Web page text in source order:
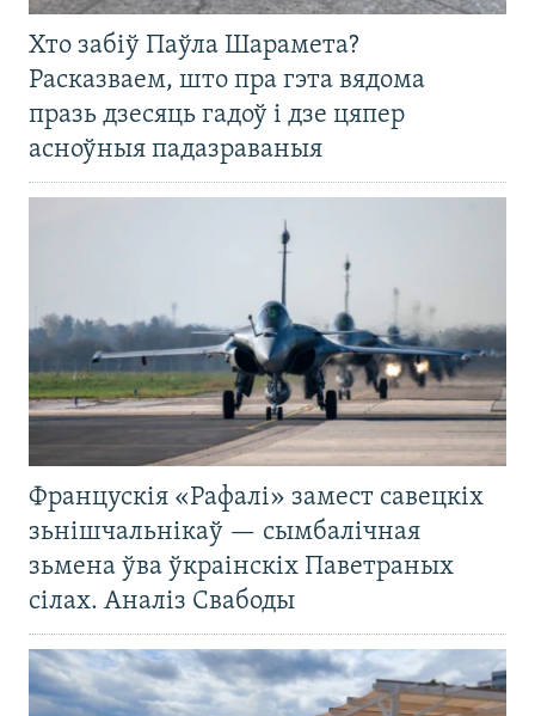
Хто забіў Паўла Шарамета?
Расказваем, што пра гэта вядома
празь дзесяць гадоў і дзе цяпер
асноўныя падазраваныя
Францускія «Рафалі» замест савецкіх
зьнішчальнікаў — сымбалічная
зьмена ўва ўкраінскіх Паветраных
сілах. Аналіз Свабоды